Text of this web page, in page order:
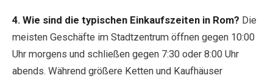
4. Wie sind die typischen Einkaufszeiten in Rom? Die
meisten Geschäfte im Stadtzentrum öffnen gegen 10:00
Uhr morgens und schließen gegen 7:30 oder 8:00 Uhr
abends. Während größere Ketten und Kaufhäuser